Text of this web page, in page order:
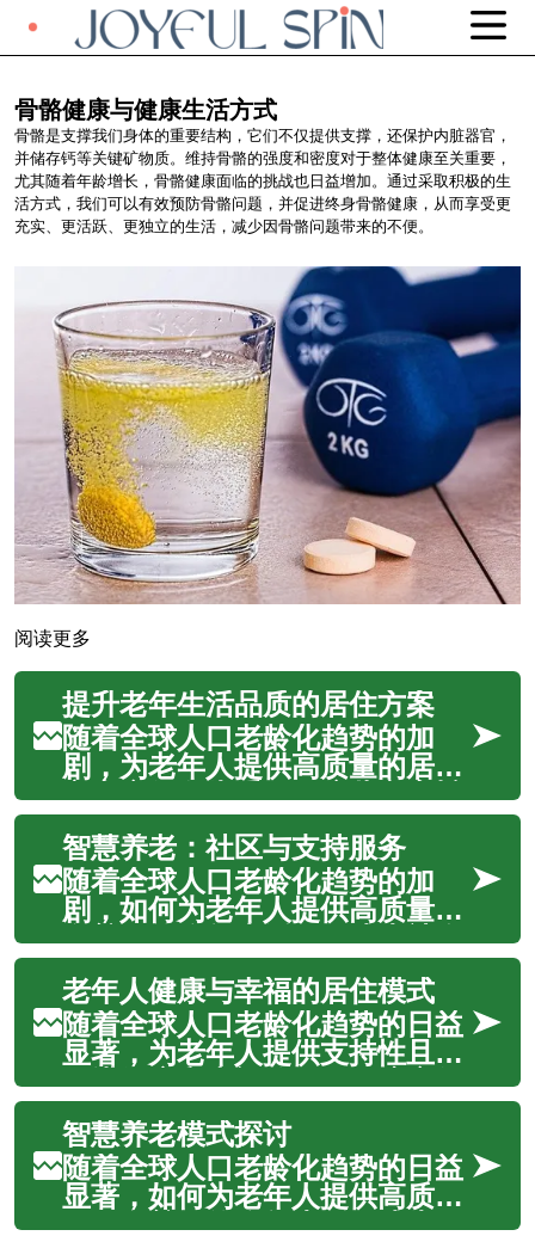
骨骼健康与健康生活方式
骨骼是支撑我们身体的重要结构，它们不仅提供支撑，还保护内脏器官，
并储存钙等关键矿物质。维持骨骼的强度和密度对于整体健康至关重要，
尤其随着年龄增长，骨骼健康面临的挑战也日益增加。通过采取积极的生
活方式，我们可以有效预防骨骼问题，并促进终身骨骼健康，从而享受更
充实、更活跃、更独立的生活，减少因骨骼问题带来的不便。
阅读更多
提升老年生活品质的居住方案
随着全球人口老龄化趋势的加
剧，为老年人提供高质量的居住
方案变得尤为重要。这些方案旨
在确保长者能够在一个安全、舒
适且充满活力的环境中安享晚
年，同时保持其独立性并获得必
要的支持。从独立生活社区到辅
助照护设施，多样化的选择旨在
满足不同需求，...
智慧养老：社区与支持服务
随着全球人口老龄化趋势的加
剧，如何为老年人提供高质量、
有尊严的晚年生活，已成为社会
各界关注的焦点。智慧养老模式
应运而生，它通过整合先进技术
与社区资源，旨在构建一个既能
满足老年人日常照护需求，又能
促进其社会参与和身心健康的综
合支持体系。...
老年人健康与幸福的居住模式
随着全球人口老龄化趋势的日益
显著，为老年人提供支持性且能
促进健康和幸福的居住环境变得
至关重要。这不仅仅关乎提供一
个居所，更是关于构建一个能够
满足老年人不断变化的身体、社
交和情感需求的生态系统。选择
合适的居住模式是退休规划中的
智慧养老模式探讨
随着全球人口老龄化趋势的日益
显著，如何为老年人提供高质
量、有尊严的晚年生活，成为了